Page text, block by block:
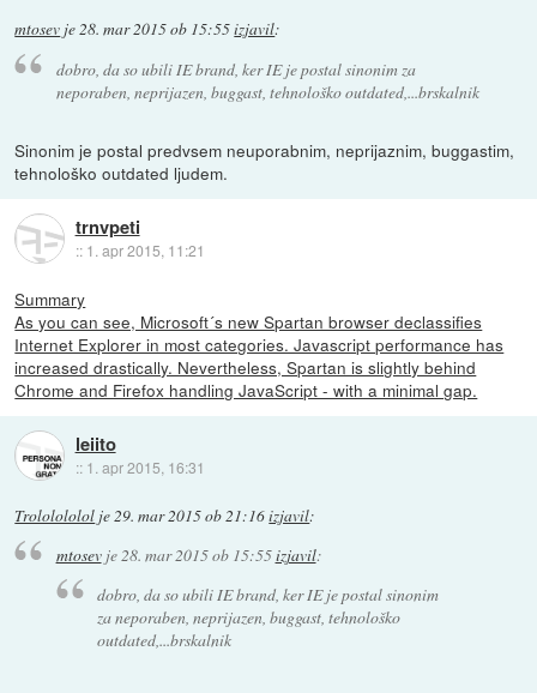
mtosev je28. mar 2015 ob 15:55izjavil:
dobro, da so ubili IE brand, ker IE je postal sinonim za
neporaben, neprijazen, buggast, tehnološko outdated,...brskalnik
Sinonim je postal predvsem neuporabnim, neprijaznim, buggastim,
tehnološko outdated ljudem.
trnvpeti
:: 1. apr 2015, 11:21
Summary
As you can see, Microsoft´s new Spartan browser declassifies
Internet Explorer in most categories. Javascript performance has
increased drastically. Nevertheless, Spartan is slightly behind
Chrome and Firefox handling JavaScript - with a minimal gap.
leiito
:: 1. apr 2015, 16:31
Trololololol je29. mar 2015 ob 21:16izjavil:
mtosevje28. mar 2015 ob 15:55izjavil:
dobro, da so ubili IE brand, ker IE je postal sinonim
za neporaben, neprijazen, buggast, tehnološko
outdated,...brskalnik